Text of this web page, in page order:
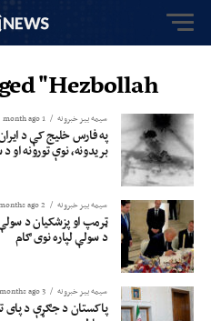
"Hezbollah"
سیمه ییز خبرونه 1 month ago
په فارس خلیج کې د
بریدونه، نوې تورونه
سیمه ییز خبرونه 2 months ago
ټرمپ او پزشکیان د
د سولې لپاره نوی ګام
سیمه ییز خبرونه 3 months ago
پاکستان د جګړې د پای